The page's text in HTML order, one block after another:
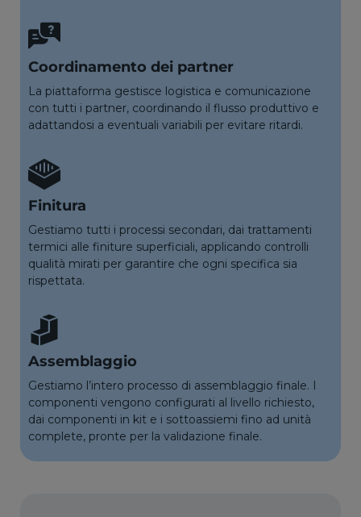
Coordinamento dei partner
La piattaforma gestisce logistica e comunicazione
con tutti i partner, coordinando il flusso produttivo e
adattandosi a eventuali variabili per evitare ritardi.
Finitura
Gestiamo tutti i processi secondari, dai trattamenti
termici alle finiture superficiali, applicando controlli
qualità mirati per garantire che ogni specifica sia
rispettata.
Assemblaggio
Gestiamo l’intero processo di assemblaggio finale. I
componenti vengono configurati al livello richiesto,
dai componenti in kit e i sottoassiemi fino ad unità
complete, pronte per la validazione finale.